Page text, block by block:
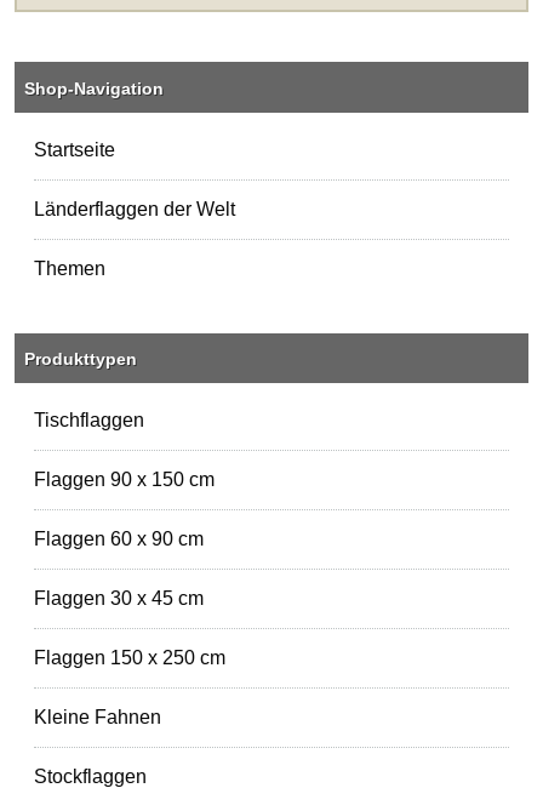
Shop-Navigation
Startseite
Länderflaggen der Welt
Themen
Produkttypen
Tischflaggen
Flaggen 90 x 150 cm
Flaggen 60 x 90 cm
Flaggen 30 x 45 cm
Flaggen 150 x 250 cm
Kleine Fahnen
Stockflaggen